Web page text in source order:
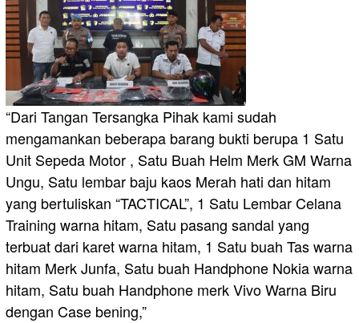
“Dari Tangan Tersangka Pihak kami sudah
mengamankan beberapa barang bukti berupa 1 Satu
Unit Sepeda Motor , Satu Buah Helm Merk GM Warna
Ungu, Satu lembar baju kaos Merah hati dan hitam
yang bertuliskan “TACTICAL”, 1 Satu Lembar Celana
Training warna hitam, Satu pasang sandal yang
terbuat dari karet warna hitam, 1 Satu buah Tas warna
hitam Merk Junfa, Satu buah Handphone Nokia warna
hitam, Satu buah Handphone merk Vivo Warna Biru
dengan Case bening,”